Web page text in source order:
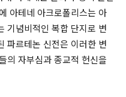
아테네 아크로폴리스는 아
기념비적인 복합 단지로 변
파르테논 신전은 이러한 변
의 자부심과 종교적 헌신을